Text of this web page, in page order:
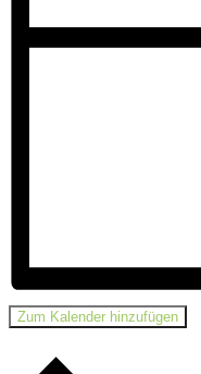
Zum Kalender hinzufügen